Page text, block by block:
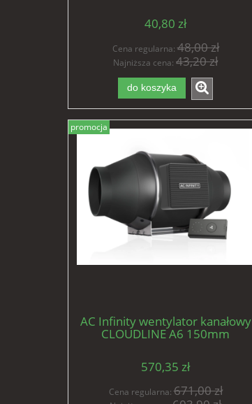
sprzętu max 68kg
40,80 zł
Cena regularna:48,00 zł
Najniższa cena: 43,20 zł
do koszyka
AC Infinity wentylator kanałowy
CLOUDLINE A6 150mm
prędkości
570,35 zł
Cena regularna:671,00 zł
promocja